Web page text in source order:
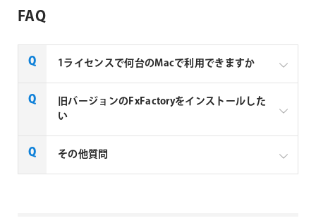
FAQ
1ライセンスで何台のMacで利用できますか
Noise Industries社製品、FxFactory プラグインファミ
リー製品は、1ライセンスにつき1台のMacでのみ使用
旧バージョンのFxFactoryをインストールした
い
FxFactory 旧バージョンインストーラーページよりご
その他質問